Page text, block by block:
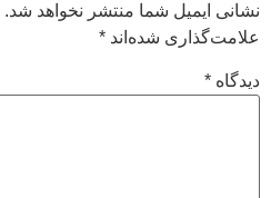
نشانی ایمیل شما منتشر نخواهد شد.
علامت‌گذاری شده‌اند *
دیدگاه *